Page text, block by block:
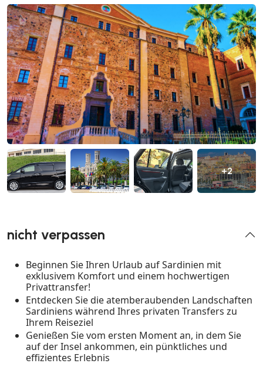
+2
nicht verpassen
Beginnen Sie Ihren Urlaub auf Sardinien mit
exklusivem Komfort und einem hochwertigen
Privattransfer!
Entdecken Sie die atemberaubenden Landschaften
Sardiniens während Ihres privaten Transfers zu
Ihrem Reiseziel
Genießen Sie vom ersten Moment an, in dem Sie
auf der Insel ankommen, ein pünktliches und
effizientes Erlebnis